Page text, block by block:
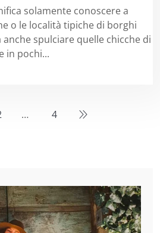
solamente conoscere a
o le località tipiche di borghi
spulciare quelle chicche di
in pochi...
… 4